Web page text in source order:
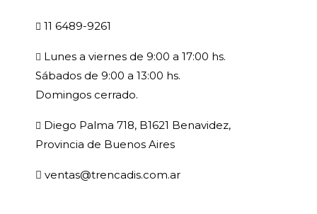
11 6489-9261
Lunes a viernes de 9:00 a 17:00 hs.
Sábados de 9:00 a 13:00 hs.
Domingos cerrado.
Diego Palma 718, B1621 Benavidez,
Provincia de Buenos Aires
ventas@trencadis.com.ar